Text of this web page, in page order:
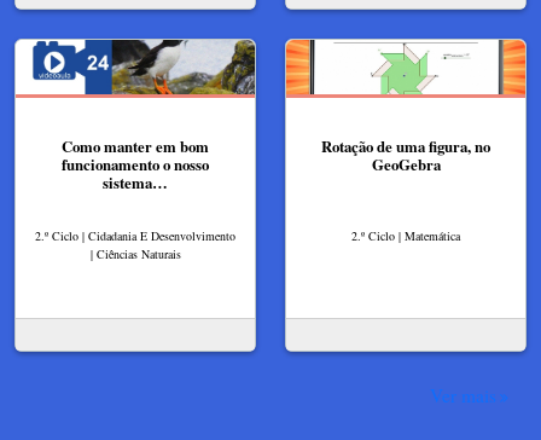
Como manter em bom
funcionamento o nosso
sistema…
2.º Ciclo | Cidadania E Desenvolvimento
| Ciências Naturais
Rotação de uma figura, no
GeoGebra
2.º Ciclo | Matemática
Ver mais